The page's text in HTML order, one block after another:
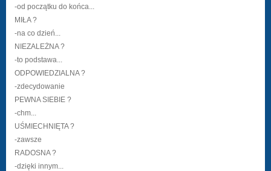
-od początku do końca...
MIŁA ?
-na co dzień...
NIEZALEŻNA ?
-to podstawa...
ODPOWIEDZIALNA ?
-zdecydowanie
PEWNA SIEBIE ?
-chm...
UŚMIECHNIĘTA ?
-zawsze
RADOSNA ?
-dzięki innym...